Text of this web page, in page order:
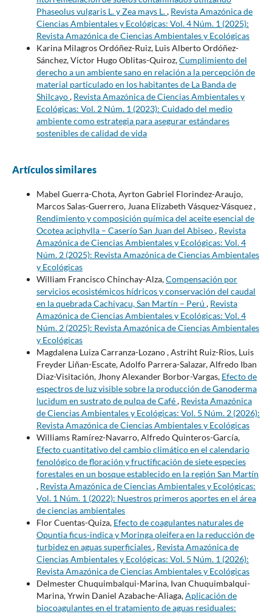
Phaseolus vulgaris L. y Zea mays L., Revista Amazónica de
Ciencias Ambientales y Ecológicas: Vol. 4 Núm. 1 (2025):
Revista Amazónica de Ciencias Ambientales y Ecológicas
Karina Milagros Ordóñez-Ruiz, Luis Alberto Ordóñez-
Sánchez, Victor Hugo Oblitas-Quiroz,Cumplimiento del
derecho a un ambiente sano en relación a la percepción de
material particulado en los habitantes de La Banda de
Shilcayo, Revista Amazónica de Ciencias Ambientales y
Ecológicas: Vol. 2 Núm. 1 (2023): Cuidado del medio
ambiente como estrategia para asegurar estándares
sostenibles de calidad de vida
Artículos similares
Mabel Guerra-Chota, Ayrton Gabriel Florindez-Araujo,
Marcos Salas-Guerrero, Juana Elizabeth Vásquez-Vásquez ,
Rendimiento y composición química del aceite esencial de
Ocotea aciphylla – Caserío San Juan del Abiseo, Revista
Amazónica de Ciencias Ambientales y Ecológicas: Vol. 4
Núm. 2 (2025): Revista Amazónica de Ciencias Ambientales
y Ecológicas
William Francisco Chinchay-Alza,Compensación por
servicios ecosistémicos hídricos y conservación del caudal
en la quebrada Cachiyacu, San Martín – Perú , Revista
Amazónica de Ciencias Ambientales y Ecológicas: Vol. 4
Núm. 2 (2025): Revista Amazónica de Ciencias Ambientales
y Ecológicas
Magdalena Luiza Carranza-Lozano , Astriht Ruiz-Rios, Luis
Freyder Liñan-Escate, Adolfo Parrera-Salazar, Alfredo Iban
Diaz-Visitación, Jhony Alexander Borbor-Vargas, Efecto de
espectros de luz visible sobre la producción de Ganoderma
lucidum en sustrato de pulpa de Café, Revista Amazónica
de Ciencias Ambientales y Ecológicas: Vol. 5 Núm. 2 (2026):
Revista Amazónica de Ciencias Ambientales y Ecológicas
Williams Ramírez-Navarro, Alfredo Quinteros-García,
Efecto cuantitativo del cambio climático en el calendario
fenológico de floración y fructificación de siete especies
forestales en un bosque establecido en la región San Martín
, Revista Amazónica de Ciencias Ambientales y Ecológicas:
Vol. 1 Núm. 1 (2022): Nuestros primeros aportes en el área
de ciencias ambientales
Flor Cuentas-Quiza, Efecto de coagulantes naturales de
Opuntia ficus-indica y Moringa oleifera en la reducción de
turbidez en aguas superficiales, Revista Amazónica de
Ciencias Ambientales y Ecológicas: Vol. 5 Núm. 1 (2026):
Revista Amazónica de Ciencias Ambientales y Ecológicas
Delmester Chuquimbalqui-Marina, Ivan Chuquimbalqui-
Marina, Yrwin Daniel Azabache-Aliaga,Aplicación de
biocoagulantes en el tratamiento de aguas residuales: